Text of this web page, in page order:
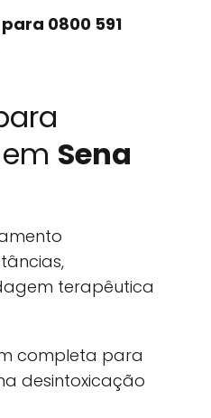
0800 591
Sena
terapêutica
completa para
desintoxicação